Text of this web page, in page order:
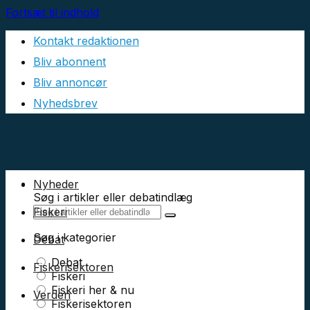
Fortsæt til indhold
Kontakt redaktionen
Bliv abonnent
Bliv annoncør
Nyhedsbrev
Søg i artikler eller debatindlæg
Søg i kategorier
Debat
Fiskeri
Fiskeri her & nu
Fiskerisektoren
Nyheder
Fiskeri
Debat
Fiskerisektoren
Verden